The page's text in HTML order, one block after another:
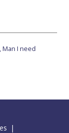
Man I need